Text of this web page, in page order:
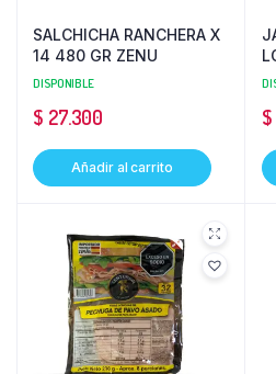
SALCHICHA RANCHERA X
14 480 GR ZENU
DISPONIBLE
$ 27.300
Añadir al carrito
$